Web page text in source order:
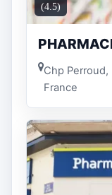
(4.5)
Chp
France